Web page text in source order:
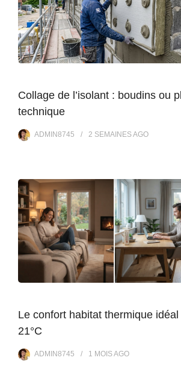
Collage de l’isolant : boudins ou
technique
ADMIN8745 2 SEMAINESAGO
Le confort habitat thermique idéal
21°C
ADMIN8745 1 MOISAGO